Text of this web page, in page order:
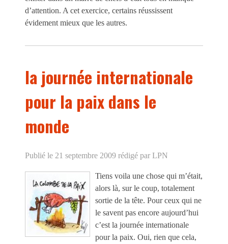
d’attention. A cet exercice, certains réussissent
évidement mieux que les autres.
la journée internationale
pour la paix dans le
monde
Publié le 21 septembre 2009 rédigé par LPN
Tiens voila une chose qui m’était,
alors là, sur le coup, totalement
sortie de la tête. Pour ceux qui ne
le savent pas encore aujourd’hui
c’est la journée internationale
pour la paix. Oui, rien que cela,